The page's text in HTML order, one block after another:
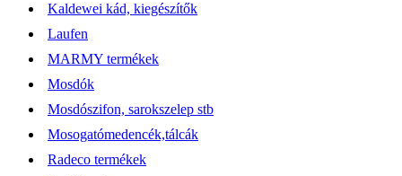
Kaldewei kád, kiegészítők
Laufen
MARMY termékek
Mosdók
Mosdószifon, sarokszelep stb
Mosogatómedencék,tálcák
Radeco termékek